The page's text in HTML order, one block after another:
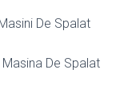
De Spalat
De Spalat